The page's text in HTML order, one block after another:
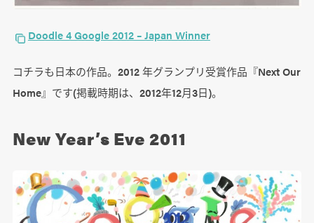
Doodle 4 Google 2012 – Japan Winner
コチラも日本の作品。2012 年グランプリ受賞作品『Next Our
Home』です(掲載時期は、2012年12月3日)。
New Year’s Eve 2011